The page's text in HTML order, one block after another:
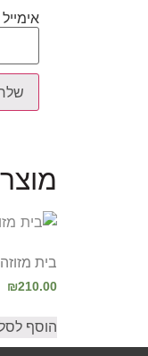
אימייל
בית
₪210.00
הוסף